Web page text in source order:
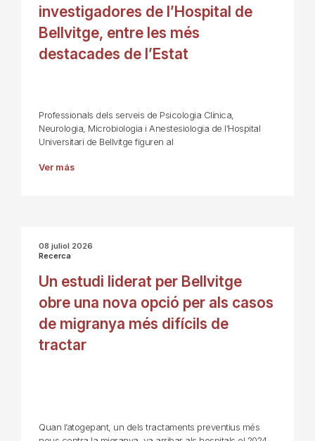
investigadores de l’Hospital de
Bellvitge, entre les més
destacades de l’Estat
Professionals dels serveis de Psicologia Clínica,
Neurologia, Microbiologia i Anestesiologia de l’Hospital
Universitari de Bellvitge figuren al
Ver más
08 juliol 2026
Recerca
Un estudi liderat per Bellvitge
obre una nova opció per als casos
de migranya més difícils de
tractar
Quan l’atogepant, un dels tractaments preventius més